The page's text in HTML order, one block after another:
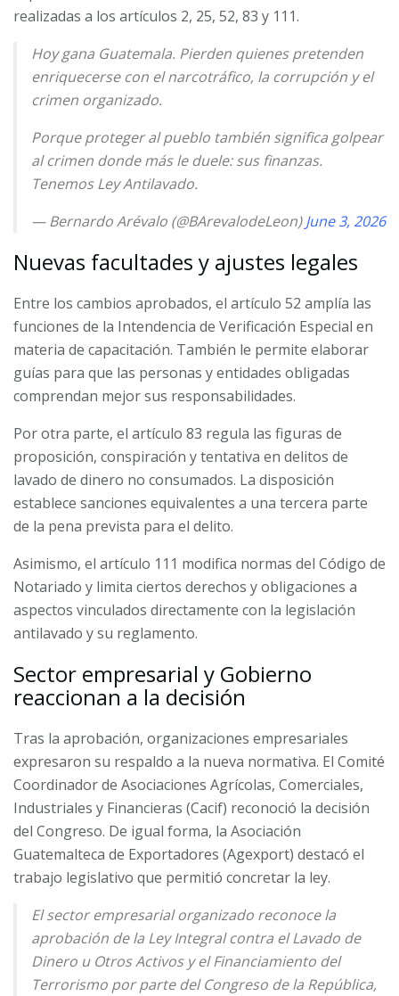
realizadas a los artículos 2, 25, 52, 83 y 111.
Hoy gana Guatemala. Pierden quienes pretenden
enriquecerse con el narcotráfico, la corrupción y el
crimen organizado.
Porque proteger al pueblo también significa golpear
al crimen donde más le duele: sus finanzas.
Tenemos Ley Antilavado.
— Bernardo Arévalo (@BArevalodeLeon)June 3, 2026
Nuevas facultades y ajustes legales
Entre los cambios aprobados, el artículo 52 amplía las
funciones de la Intendencia de Verificación Especial en
materia de capacitación. También le permite elaborar
guías para que las personas y entidades obligadas
comprendan mejor sus responsabilidades.
Por otra parte, el artículo 83 regula las figuras de
proposición, conspiración y tentativa en delitos de
lavado de dinero no consumados. La disposición
establece sanciones equivalentes a una tercera parte
de la pena prevista para el delito.
Asimismo, el artículo 111 modifica normas del Código de
Notariado y limita ciertos derechos y obligaciones a
aspectos vinculados directamente con la legislación
antilavado y su reglamento.
Sector empresarial y Gobierno
reaccionan a la decisión
Tras la aprobación, organizaciones empresariales
expresaron su respaldo a la nueva normativa. El Comité
Coordinador de Asociaciones Agrícolas, Comerciales,
Industriales y Financieras (Cacif) reconoció la decisión
del Congreso. De igual forma, la Asociación
Guatemalteca de Exportadores (Agexport) destacó el
trabajo legislativo que permitió concretar la ley.
El sector empresarial organizado reconoce la
aprobación de la Ley Integral contra el Lavado de
Dinero u Otros Activos y el Financiamiento del
Terrorismo por parte del Congreso de la República,